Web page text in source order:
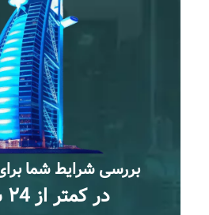
بررسى شرايط شما
در كمتر از ٢4 ساعت